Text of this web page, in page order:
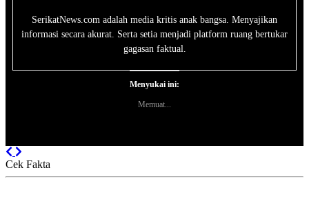
SerikatNews.com adalah media kritis anak bangsa. Menyajikan
informasi secara akurat. Serta setia menjadi platform ruang bertukar
gagasan faktual.
Menyukai ini:
Memuat...
Previous
Cek Fakta